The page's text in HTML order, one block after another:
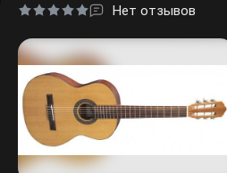
Нет отзывов